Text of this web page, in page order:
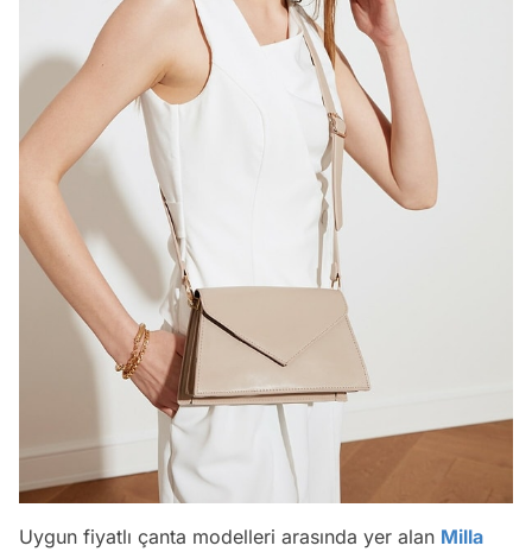
Uygun fiyatlı çanta modelleri arasında yer alan Milla